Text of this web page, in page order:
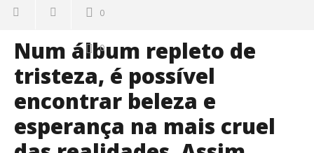
0
0
Num álbum repleto de
tristeza, é possível
encontrar beleza e
esperança na mais cruel